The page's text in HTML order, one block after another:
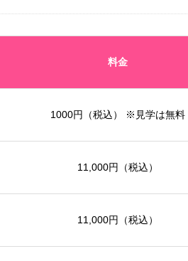
料金
1000円 （税込） ※見学は無料
11,000円 （税込）
11,000円 （税込）